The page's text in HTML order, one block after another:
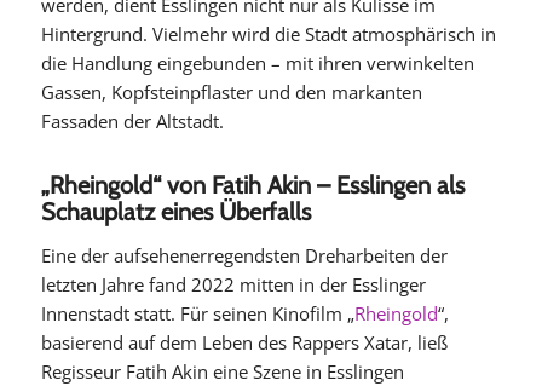
werden, dient Esslingen nicht nur als Kulisse im
Hintergrund. Vielmehr wird die Stadt atmosphärisch in
die Handlung eingebunden – mit ihren verwinkelten
Gassen, Kopfsteinpflaster und den markanten
Fassaden der Altstadt.
„Rheingold“ von Fatih Akin – Esslingen als
Schauplatz eines Überfalls
Eine der aufsehenerregendsten Dreharbeiten der
letzten Jahre fand 2022 mitten in der Esslinger
Innenstadt statt. Für seinen Kinofilm „Rheingold“,
basierend auf dem Leben des Rappers Xatar, ließ
Regisseur Fatih Akin eine Szene in Esslingen